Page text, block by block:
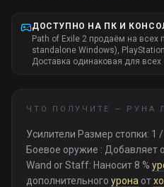
ДОСТУПНО НА ПК И
Path of Exile 2 продаём на
standalone Windows),
Доставка одинаковая для всех
ЧТО ПОЛУЧИТЕ — РУНА
Усилители Размер стопки: 1
Боевое оружие : Добавляет
Wand or Staff: Наносит 8 %
дополнительного урона от